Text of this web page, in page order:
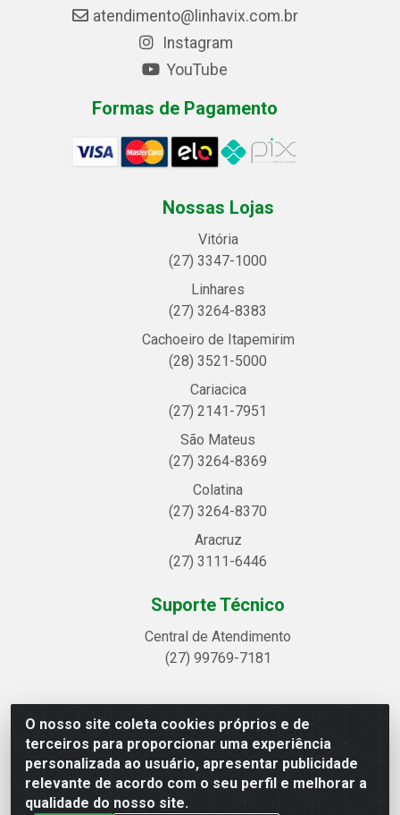
O nosso site coleta cookies próprios e de
terceiros para proporcionar uma experiência
personalizada ao usuário, apresentar publicidade
relevante de acordo com o seu perfil e melhorar a
qualidade do nosso site.
atendimento@linhavix.com.br
Instagram
YouTube
Formas de Pagamento
Nossas Lojas
Vitória
(27) 3347-1000
Linhares
(27) 3264-8383
Cachoeiro de Itapemirim
(28) 3521-5000
Cariacica
(27) 2141-7951
São Mateus
(27) 3264-8369
Colatina
(27) 3264-8370
Aracruz
(27) 3111-6446
Suporte Técnico
Central de Atendimento
(27) 99769-7181
Linhavix Distribuidora LTDA - Avenida Alegre, 2521 -
Quadra314 Lote 05 e 07 - Shell, Linhares/ES - CEP
29.901-605 - CNPJ 20.857.514/0001-75